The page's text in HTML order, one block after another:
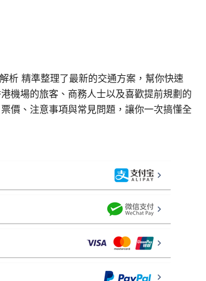
析 精準整理了最新的交通方案，幫你快速
機場的旅客、商務人士以及喜歡提前規劃的
價、注意事項與常見問題，讓你一次搞懂全